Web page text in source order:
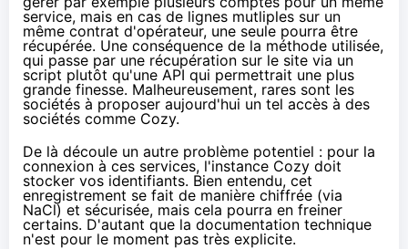
service, mais en cas de lignes mutliples sur un
même contrat d'opérateur, une seule pourra être
récupérée. Une conséquence de la méthode utilisée,
qui passe par une récupération sur le site via un
script plutôt qu'une API qui permettrait une plus
grande finesse. Malheureusement, rares sont les
sociétés à proposer aujourd'hui un tel accès à des
sociétés comme Cozy.
De là découle un autre problème potentiel : pour la
connexion à ces services, l'instance Cozy doit
stocker vos identifiants. Bien entendu, cet
enregistrement se fait de manière chiffrée (via
NaCl) et sécurisée, mais cela pourra en freiner
certains. D'autant que la documentation technique
n'est pour le moment pas très explicite.